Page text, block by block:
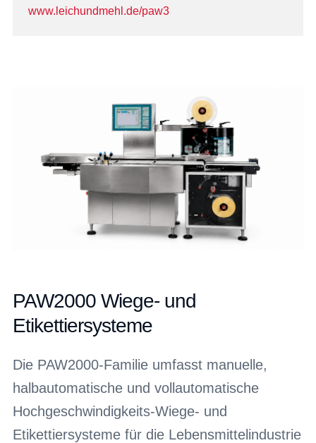
www.leichundmehl.de/paw3
PAW2000 Wiege- und
Etikettiersysteme
Die PAW2000-Familie umfasst manuelle,
halbautomatische und vollautomatische
Hochgeschwindigkeits-Wiege- und
Etikettiersysteme für die Lebensmittelindustrie